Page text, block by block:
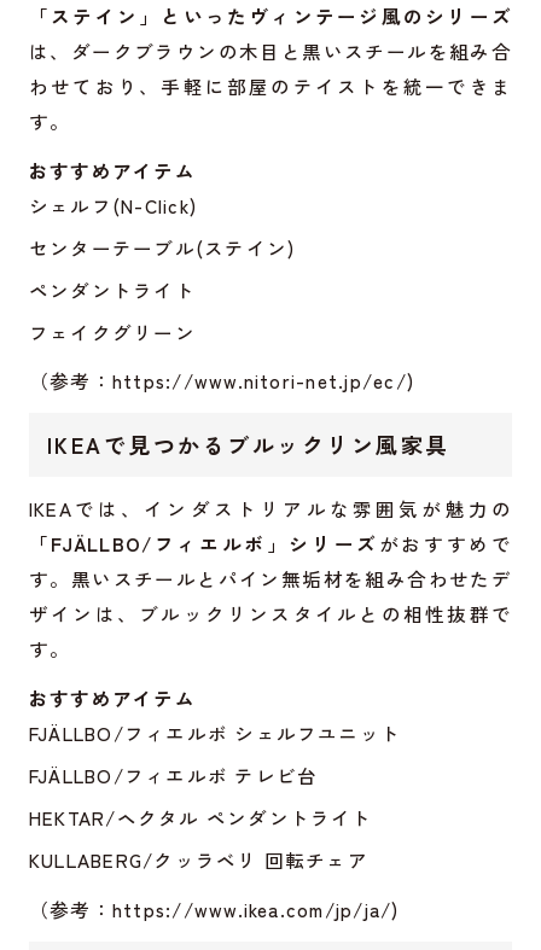
「ステイン」といったヴィンテージ風のシリーズ
は、ダークブラウンの木目と黒いスチールを組み合
わせており、手軽に部屋のテイストを統一できま
す。
おすすめアイテム
シェルフ(N-Click)
センターテーブル(ステイン)
ペンダントライト
フェイクグリーン
（参考： https://www.nitori-net.jp/ec/)
IKEAで見つかるブルックリン風家具
IKEAでは、インダストリアルな雰囲気が魅力の
「FJÄLLBO/フィエルボ」シリーズがおすすめで
す。黒いスチールとパイン無垢材を組み合わせたデ
ザインは、ブルックリンスタイルとの相性抜群で
す。
おすすめアイテム
FJÄLLBO/フィエルボ シェルフユニット
FJÄLLBO/フィエルボ テレビ台
HEKTAR/ヘクタル ペンダントライト
KULLABERG/クッラベリ 回転チェア
（参考： https://www.ikea.com/jp/ja/)